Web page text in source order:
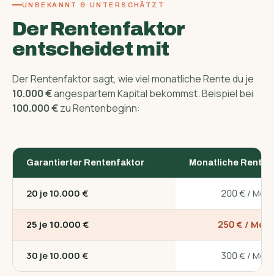
UNBEKANNT & UNTERSCHÄTZT
Der Rentenfaktor
entscheidet mit
Der Rentenfaktor sagt, wie viel monatliche Rente du je
10.000 €angespartem Kapital bekommst. Beispiel bei
100.000 €zu Rentenbeginn:
Garantierter Rentenfaktor Monatliche Rente
20 je 10.000 € 200 € /
25 je 10.000 € 250 € /
30 je 10.000 € 300 € /